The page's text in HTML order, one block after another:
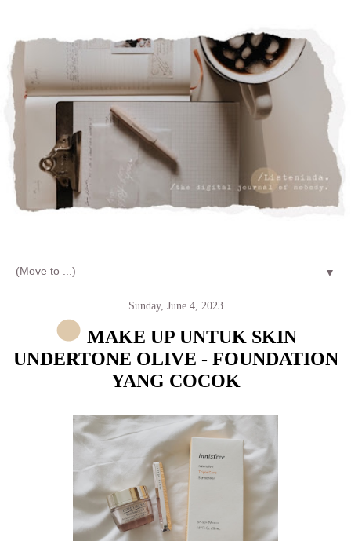
▼
Sunday, June 4, 2023
MAKE UP UNTUK SKIN
UNDERTONE OLIVE - FOUNDATION
YANG COCOK